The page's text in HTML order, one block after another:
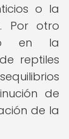
o la
Por otro
en la
reptiles
de
de la